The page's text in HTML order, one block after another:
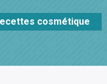
cosmétique